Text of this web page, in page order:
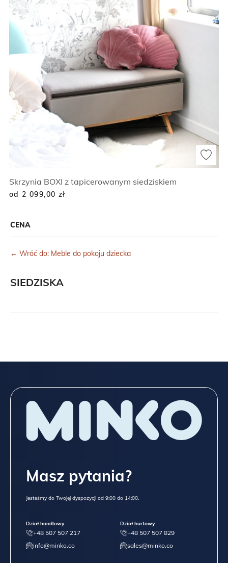
CENA
← Wróć do: Meble do pokoju dziecka
SIEDZISKA
Skrzynia BOXI z tapicerowanym siedziskiem
od 2 099,00 zł
Masz pytania?
Jesteśmy do Twojej dyspozycji od 9:00 do 14:00.
Dział handlowy
+48 507 507 217
info@minko.co
Dział hurtowy
+48 507 507 829
sales@minko.co